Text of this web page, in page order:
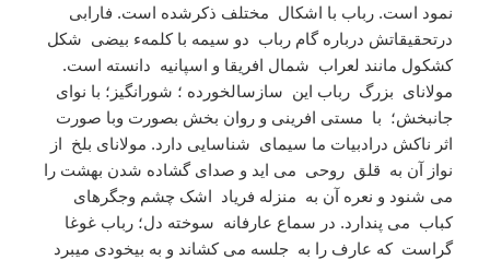
نمود است. رباب با اشکال مختلف ذکرشده است. فارابی
درتحقیقاتش درباره گام رباب دو سیمه با کلمهء بیضی شکل
کشکول مانند لعراب شمال افریقا و اسپانیه دانسته است.
مولانای بزرگ رباب این سازسالخورده ؛ شورانگیز؛ با نوای
جانبخش؛ با مستی افرینی و روان بخش بصورت وبا صورت
اثر ناکش درادبیات ما سیمای شناسایی دارد. مولانای بلخ از
نواز آن به قلق روحی می اید و صدای گشاده شدن بهشت را
می شنود و نعره آن به منزله فریاد اشک چشم وجگرهای
کباب می پندارد. در سماع عارفانه سوخته دل؛ رباب غوغا
گراست که عارف را به جلسه می کشاند و به بیخودی میبرد